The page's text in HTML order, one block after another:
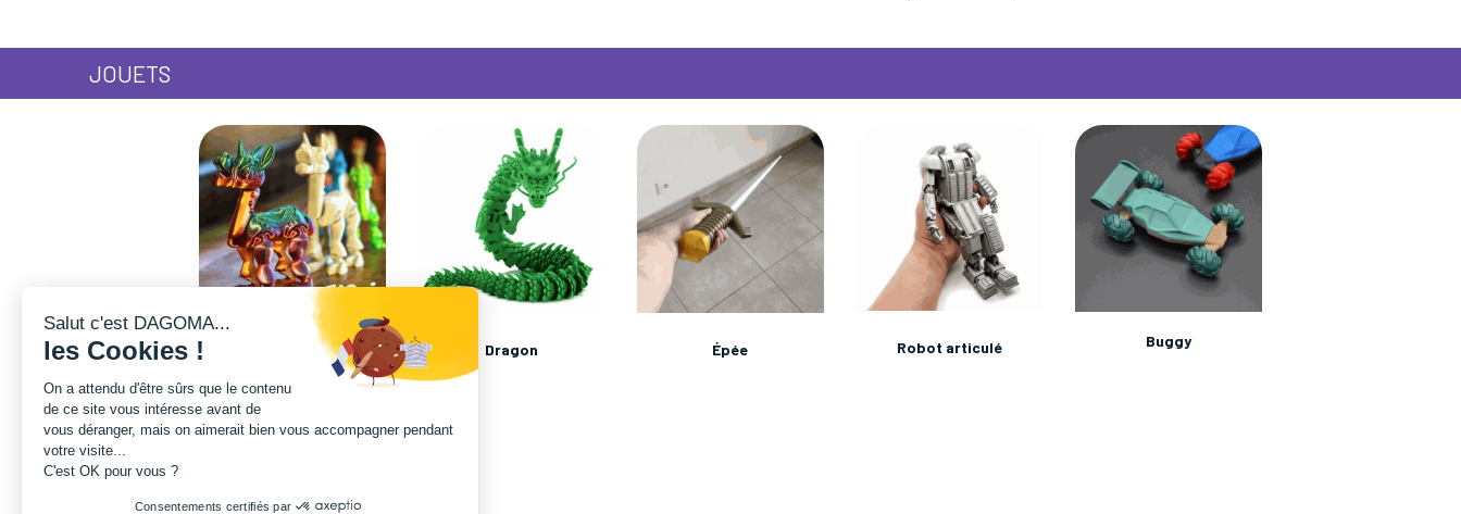
JOUETS
Licorne lama Dragon Épée Robot articulé Buggy
Salut c'est DAGOMA...
les Cookies !
On a attendu d'être sûrs que le contenu
de ce site vous intéresse avant de
vous déranger, mais on aimerait bien vous accompagner pendant
votre visite...
C'est OK pour vous ?
Consentements certifiés par